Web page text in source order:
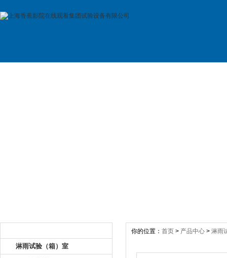
淋雨试验（箱）室
你的位置： 首页 > 产品中心 > 淋雨